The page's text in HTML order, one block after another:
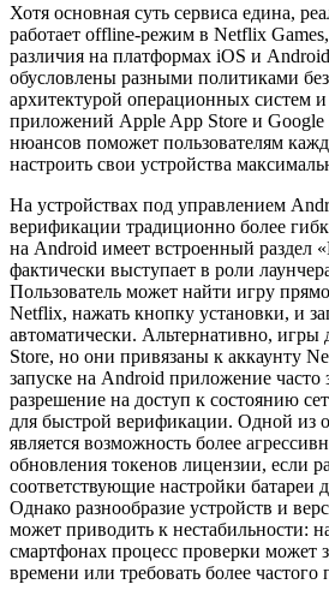
Хотя основная суть сервиса едина,
работает offline-режим в Netflix
различия на платформах iOS и
обусловлены разными политиками
архитектурой операционных систем
приложений Apple App Store и
нюансов поможет пользователям
настроить свои устройства
На устройствах под управлением
верификации традиционно более
на Android имеет встроенный раздел
фактически выступает в роли
Пользователь может найти игру
Netflix, нажать кнопку установки, и
автоматически. Альтернативно, игры
Store, но они привязаны к аккаунту
запуске на Android приложение часто
разрешение на доступ к состоянию
для быстрой верификации. Одной из
является возможность более
обновления токенов лицензии, если
соответствующие настройки батареи
Однако разнообразие устройств и
может приводить к нестабильности:
смартфонах процесс проверки может
времени или требовать более